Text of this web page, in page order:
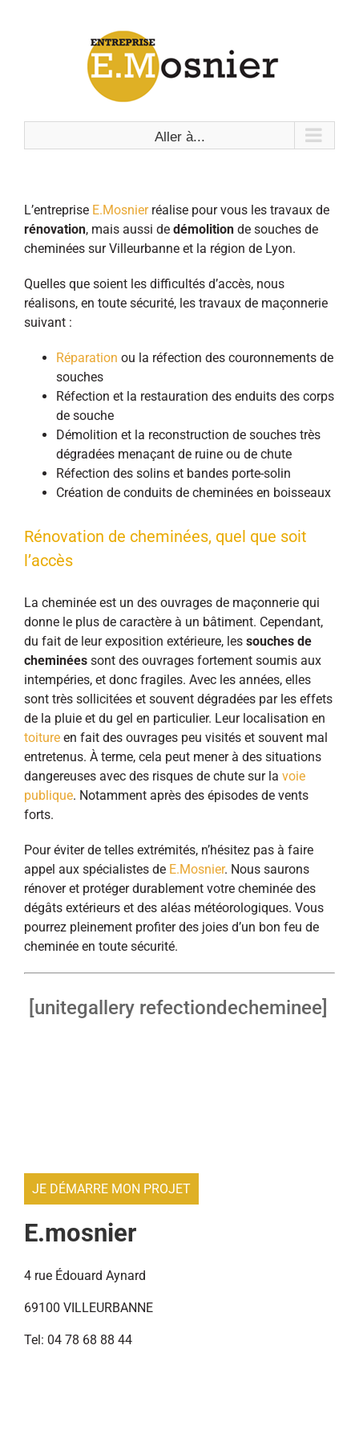
Aller à...
L’entreprise E.Mosnierréalise pour vous les travaux de
rénovation, mais aussi de démolition de souches de
cheminées sur Villeurbanne et la région de Lyon.
Quelles que soient les difficultés d’accès, nous
réalisons, en toute sécurité, les travaux de maçonnerie
suivant :
Réparation ou la réfection des couronnements de
souches
Réfection et la restauration des enduits des corps
de souche
Démolition et la reconstruction de souches très
dégradées menaçant de ruine ou de chute
Réfection des solins et bandes porte-solin
Création de conduits de cheminées en boisseaux
Rénovation de cheminées, quel que soit
l’accès
La cheminée est un des ouvrages de maçonnerie qui
donne le plus de caractère à un bâtiment. Cependant,
du fait de leur exposition extérieure, les souches de
cheminées sont des ouvrages fortement soumis aux
intempéries, et donc fragiles. Avec les années, elles
sont très sollicitées et souvent dégradées par les effets
de la pluie et du gel en particulier. Leur localisation en
toiture en fait des ouvrages peu visités et souvent mal
entretenus. À terme, cela peut mener à des situations
dangereuses avec des risques de chute sur la voie
publique. Notamment après des épisodes de vents
forts.
Pour éviter de telles extrémités, n’hésitez pas à faire
appel aux spécialistes de E.Mosnier. Nous saurons
rénover et protéger durablement votre cheminée des
dégâts extérieurs et des aléas météorologiques. Vous
pourrez pleinement profiter des joies d’un bon feu de
cheminée en toute sécurité.
[unitegallery refectiondecheminee]
JE DÉMARRE MON PROJET
E.mosnier
4 rue Édouard Aynard
69100 VILLEURBANNE
Tel: 04 78 68 88 44